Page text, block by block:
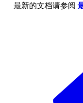
最新的文档请参阅